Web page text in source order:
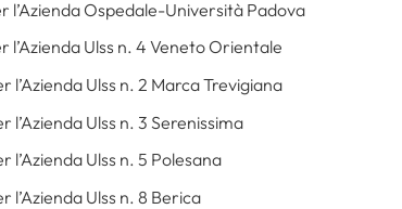
l’Azienda Ospedale-Università Padova
l’Azienda Ulss n. 4 Veneto Orientale
l’Azienda Ulss n. 2 Marca Trevigiana
l’Azienda Ulss n. 3 Serenissima
l’Azienda Ulss n. 5 Polesana
l’Azienda Ulss n. 8 Berica